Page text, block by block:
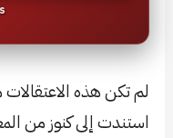
لم تكن هذه
استندت إلى كنوز من